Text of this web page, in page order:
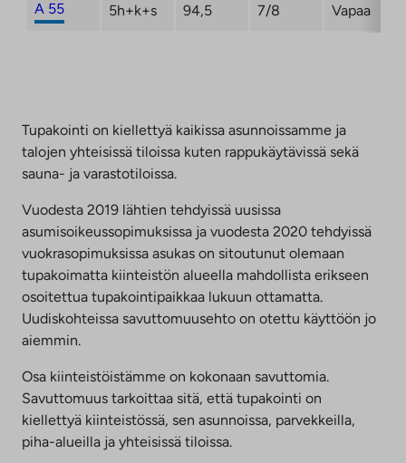
A 55 5h+k+s 94,5 7/8 Vapaa
Tupakointi on kiellettyä kaikissa asunnoissamme ja
talojen yhteisissä tiloissa kuten rappukäytävissä sekä
sauna- ja varastotiloissa.
Vuodesta 2019 lähtien tehdyissä uusissa
asumisoikeussopimuksissa ja vuodesta 2020 tehdyissä
vuokrasopimuksissa asukas on sitoutunut olemaan
tupakoimatta kiinteistön alueella mahdollista erikseen
osoitettua tupakointipaikkaa lukuun ottamatta.
Uudiskohteissa savuttomuusehto on otettu käyttöön jo
aiemmin.
Osa kiinteistöistämme on kokonaan savuttomia.
Savuttomuus tarkoittaa sitä, että tupakointi on
kiellettyä kiinteistössä, sen asunnoissa, parvekkeilla,
piha-alueilla ja yhteisissä tiloissa.